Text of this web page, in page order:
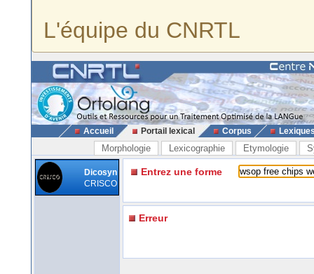
L'équipe du CNRTL
Accueil Portail lexical Corpus
Morphologie Lexicographie Etymologie
Dicosyn
CRISCO
Entrez une forme
Erreur